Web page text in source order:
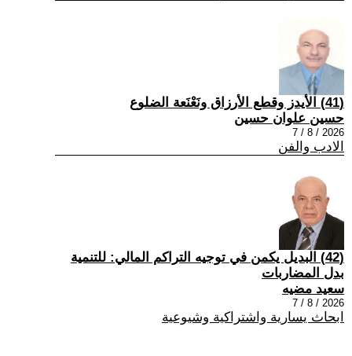
(41) الأيدز وقطع الأرزاق ونَعْنَعة الضلوع
حسين علوان حسين
2026 / 8 / 7
الادب والفن
(42) البديل يكمن في توجيه التراكم المالي: للتنمية
بدل المضاربات
سعيد مضيه
2026 / 8 / 7
ابحاث يسارية واشتراكية وشيوعية